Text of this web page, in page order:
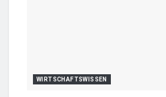
WIRTSCHAFTSWISSEN